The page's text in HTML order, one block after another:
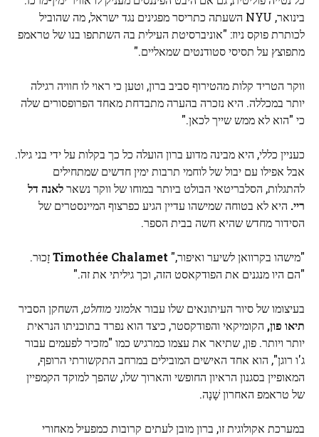
בינואר, NYU השעתה כתריסר מפגינים נגד ישראל, מה שהוביל
לכותרת פוקס ניוז: "אוניברסיטת העילית בה השתתפו בנו של טראמפ
מתפוצץ על תסיסי סטודנטים שמאליים."
ווקר הטריד קלות מהטירוף סביב ברון, וטען כי ראוי לו חוויה רגילה
יותר במכללה. היא נזכרה בהערה מתבדחת מאחד הפרופסורים שלה
כי "הוא לא ממש שייך לכאן."
כעניין כללי, היא מבינה מדוע ברון הועלה כל כך בקלות על ידי בני גילו.
אבל אפילו עם יבול של לוחמי תרבות ימין חדשים שמתחילים
להתגלות, הסלבריטאי הבולט ביותר במוחו של ווקר נשארלאנה דל
ריי. היא לא בטוחה שמישהו עדיין הגיע כפרצוף המיינסטרים של
הסידור מחדש שהיא חשה בבית הספר.
"מישהו בקרוואן לשיער ואיפור," Timothée Chalametזָכוּר.
"הם היו מנגנים את הפודקאסט הזה, וכך גיליתי את זה."
בעיצומו של סיור העיתונאים שלו עבוראלמוני מוחלט, השחקן הסביר
תיאו פון, הקומיקאי והפודקסטר, כיצד הוא נפרד בתוכניתו הנראית
יותר ויותר. פון, שתיאר את עצמו כמרגיש כמו "מזכיר לפעמים עבור
ג'ו רוגן", הוא אחד האישים המובילים במרחב התקשורתי הרופף,
המאופיין בסגנון הראיון החופשי והארוך שלו, שהפך למוקד הקמפיין
של טראמפ האחרון שָׁנָה.
במערכת אקולוגית זו, ברון מובן לעתים קרובות כמפעיל מאחורי